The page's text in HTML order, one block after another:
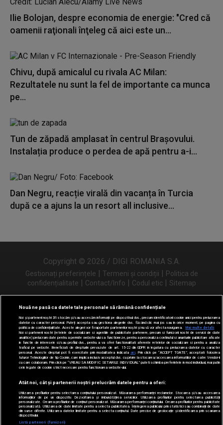
Ilie Bolojan, despre economia de energie: "Cred că
oamenii raţionali înţeleg că aici este un...
Chivu, după amicalul cu rivala AC Milan:
Rezultatele nu sunt la fel de importante ca munca
pe...
Tun de zăpadă amplasat în centrul Brașovului.
Instalația produce o perdea de apă pentru a-i...
Dan Negru, reacție virală din vacanța în Turcia
după ce a ajuns la un resort all inclusive...
Copyright © 2026 / DIGI ROMANIA S.A.
Gestionați preferințele | Termeni și condiții | Politica de
confidențialitate | Contact/Info | Codul etic | Sitemap
Urmărește-ne și pe
Nouă ne pasă ca datele tale personale să rămână confidențiale
Noi și partenerii noștri31 stocăm și/sau accesăm informații pe dispozitivul dvs., precum identificatorii cookie unici pentru prelucrarea
datelor cu caracter personal. Puteți accepta sau gestiona alegerile dvs. făcând clic mai jos sau în orice moment, pe pagina cu
politica de confidențialitate. Aceste alegeri vor fi raportate partenerilor noștri și nu vă vor afecta navigarea.
Mai multe detalii
Noi si partenerii nostri (retelele de socializare si agentiile de publicitate partenere, precum si furnizorii nostri de servicii de date
analitice) prelucram date pentru a permite website-ului sa functioneze, pentru a personaliza continutul si anunturile publicitare afisate
in functie de interesele si/sau profilul dvs., pentru a va oferi functionalitati aferente retelelor de socializare si pentru a analiza
traficul pe website. Beneficiati de drepturile prevazute de art. 15-22 din GDPR in legatura cu prelucrarea datelor cu caracter
personal. Aceste drepturi pot fi exercitate prin modalitatea indicata aici. Prin click pe “ACCEPT TOATE”, acceptati folosirea
tuturor Tehnologiilor de tip Cookie, care implica inclusiv acceptul dvs. cu privire la stocarea/accesarea informatiilor de catre Vendor-ii
cu care colaboram. Prin click pe “VREAU SA MODIFIC SETARILE INDIVIDUAL” puteti schimba preferintele in mod individual, mai putin
cele legate de cookie strict necesare pentru functionarea website-ului.
Atât noi, cât și partenerii noștri prelucrăm datele pentru a oferi:
Utilizarea profilurilor pentru selectarea conținutului personalizat. Măsurarea performanței reclamelor. Stocarea și/sau accesarea
informațiilor de pe un dispozitiv. Dezvoltarea și îmbunătățirea serviciilor. Utilizarea profilurilor pentru selectarea publicității
personalizate. Crearea profilurilor de conținut personalizat. Măsurarea performanței conținutului. Crearea profilurilor pentru publicitate
personalizată. Utilizarea de date limitate pentru a selecta publicitatea. Înțelegerea publicului prin statistici sau combinații de date
din surse diferite. Utilizarea datelor limitate pentru a selecta conținutul. Date precise de geolocație și identificarea prin scanarea
dispozitivului.
Listă parteneri (furnizori)